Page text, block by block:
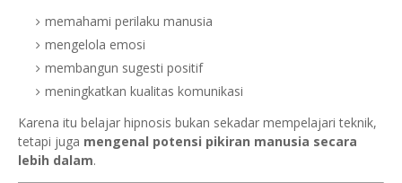
memahami perilaku manusia
mengelola emosi
membangun sugesti positif
meningkatkan kualitas komunikasi
Karena itu belajar hipnosis bukan sekadar mempelajari teknik,
tetapi juga mengenal potensi pikiran manusia secara
lebih dalam.